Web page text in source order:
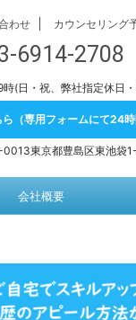
わせ カウンセリング
6914-2708
(日・祝、弊社指定休日
（専用フォームにて24時
0013東京都豊島区東池袋
会社概要